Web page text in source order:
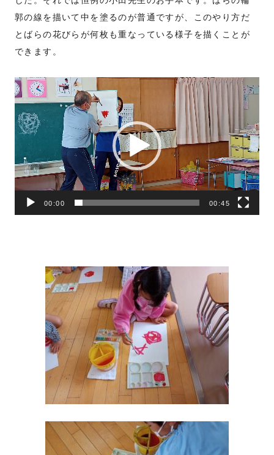
郭の線を描いて中を塗るのが普通ですが、このやり方だ
とばらの花びらが何枚も重なっている様子を描くことが
できます。
動
画
プ
レ
ー
ヤ
ー
00:00 00:45